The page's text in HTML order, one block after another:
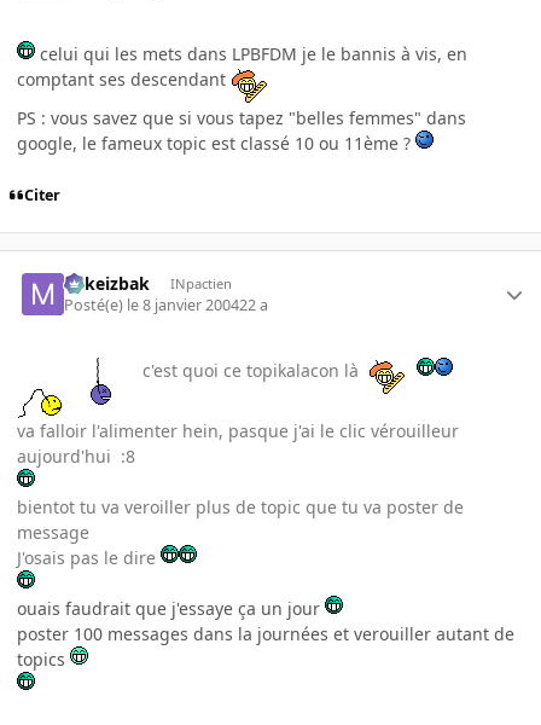
celui qui les mets dans LPBFDM je le bannis à vis, en
comptant ses descendant
PS : vous savez que si vous tapez "belles femmes" dans
google, le fameux topic est classé 10 ou 11ème ?
Citer
Mikeizbak INpactien
Posté(e) le 8 janvier 200422 a
c'est quoi ce topikalacon là
va falloir l'alimenter hein, pasque j'ai le clic vérouilleur
aujourd'hui :8
bientot tu va veroiller plus de topic que tu va poster de
message
J'osais pas le dire
ouais faudrait que j'essaye ça un jour
poster 100 messages dans la journées et verouiller autant de
topics